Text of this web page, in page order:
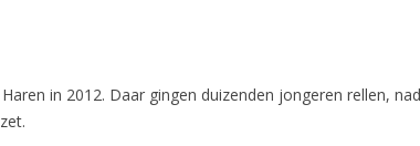
in 2012. Daar gingen duizenden jongeren rellen,